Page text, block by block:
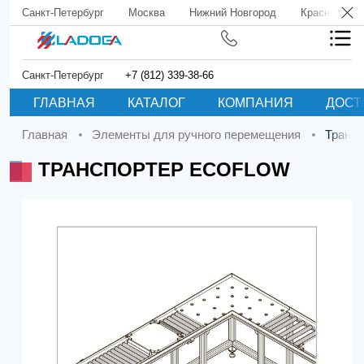
Санкт-Петербург Москва Нижний Новгород Краснодар
Санкт-Петербург +7 (812) 339-38-66
ГЛАВНАЯ КАТАЛОГ КОМПАНИЯ
Главная Элементы для ручного перемещения
ТРАНСПОРТЕР ECOFLOW